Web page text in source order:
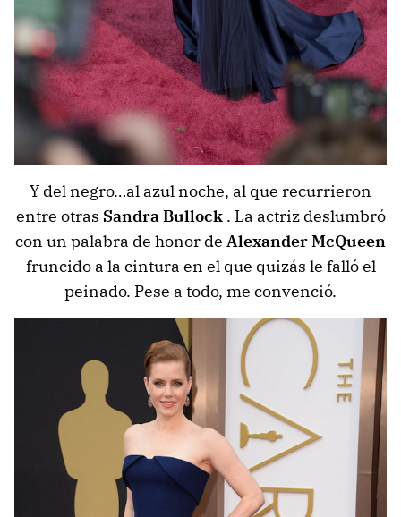
Y del negro…al azul noche, al que recurrieron
entre otras Sandra Bullock. La actriz deslumbró
con un palabra de honor de Alexander McQueen
fruncido a la cintura en el que quizás le falló el
peinado. Pese a todo, me convenció.